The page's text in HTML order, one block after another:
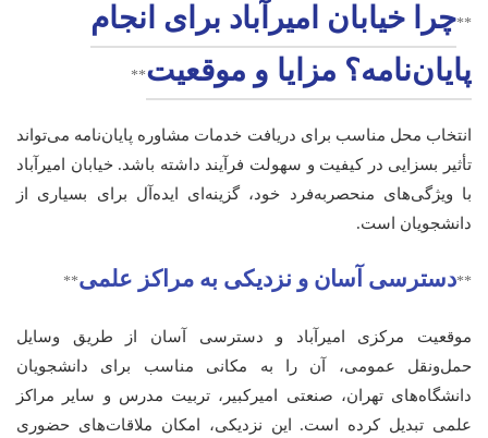
**چرا خیابان امیرآباد برای انجام
پایان‌نامه؟ مزایا و موقعیت**
انتخاب محل مناسب برای دریافت خدمات مشاوره پایان‌نامه می‌تواند
تأثیر بسزایی در کیفیت و سهولت فرآیند داشته باشد. خیابان امیرآباد
با ویژگی‌های منحصربه‌فرد خود، گزینه‌ای ایده‌آل برای بسیاری از
دانشجویان است.
**دسترسی آسان و نزدیکی به مراکز علمی**
موقعیت مرکزی امیرآباد و دسترسی آسان از طریق وسایل
حمل‌ونقل عمومی، آن را به مکانی مناسب برای دانشجویان
دانشگاه‌های تهران، صنعتی امیرکبیر، تربیت مدرس و سایر مراکز
علمی تبدیل کرده است. این نزدیکی، امکان ملاقات‌های حضوری